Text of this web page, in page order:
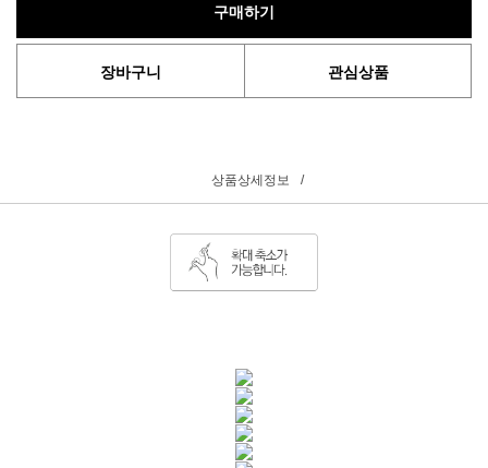
구매하기
장바구니 관심상품
상품상세정보